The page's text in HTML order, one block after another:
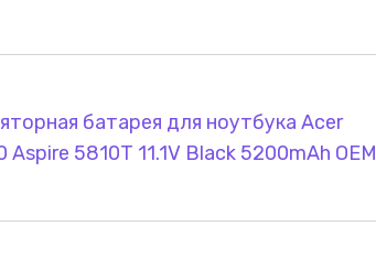
батарея для ноутбука Acer
Aspire 5810T 11.1V Black 5200mAh OEM